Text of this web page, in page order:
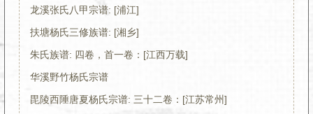
龙溪张氏八甲宗谱: [浦江]
扶塘杨氏三修族谱: [湘乡]
朱氏族谱: 四卷，首一卷：[江西万载]
华溪野竹杨氏宗谱
毘陵西陲唐夏杨氏宗谱: 三十二卷：[江苏常州]